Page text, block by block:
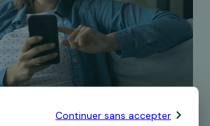
Continuer sans accepter